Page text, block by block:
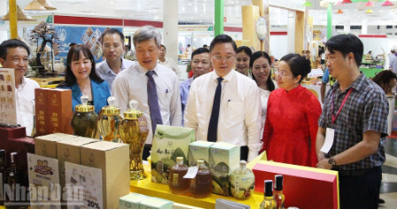
THẾ GIỚI
THỂ THAO
GIÁO DỤC
Y TẾ
KHOA HỌC - CÔNG NGHỆ